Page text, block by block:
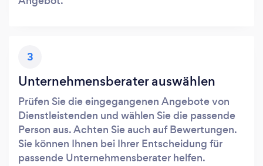
3
Unternehmensberater auswählen
Prüfen Sie die eingegangenen Angebote von
Dienstleistenden und wählen Sie die passende
Person aus. Achten Sie auch auf Bewertungen.
Sie können Ihnen bei Ihrer Entscheidung für
passende Unternehmensberater helfen.